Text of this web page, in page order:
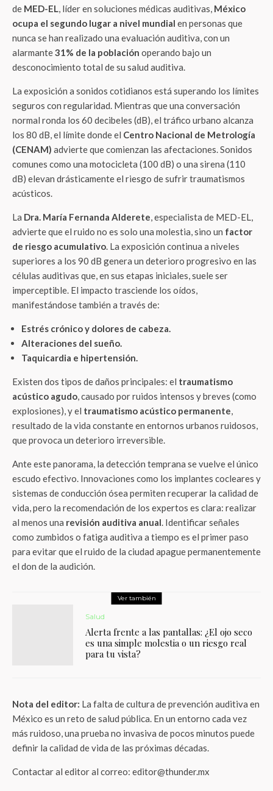
de MED-EL, líder en soluciones médicas auditivas, México
ocupa el segundo lugar a nivel mundial en personas que
nunca se han realizado una evaluación auditiva, con un
alarmante31% de la población operando bajo un
desconocimiento total de su salud auditiva.
La exposición a sonidos cotidianos está superando los límites
seguros con regularidad. Mientras que una conversación
normal ronda los 60 decibeles (dB), el tráfico urbano alcanza
los 80 dB, el límite donde el Centro Nacional de Metrología
(CENAM) advierte que comienzan las afectaciones. Sonidos
comunes como una motocicleta (100 dB) o una sirena (110
dB) elevan drásticamente el riesgo de sufrir traumatismos
acústicos.
La Dra. María Fernanda Alderete, especialista de MED-EL,
advierte que el ruido no es solo una molestia, sino un factor
de riesgo acumulativo. La exposición continua a niveles
superiores a los 90 dB genera un deterioro progresivo en las
células auditivas que, en sus etapas iniciales, suele ser
imperceptible. El impacto trasciende los oídos,
manifestándose también a través de:
Estrés crónico y dolores de cabeza.
Alteraciones del sueño.
Taquicardia e hipertensión.
Existen dos tipos de daños principales: el traumatismo
acústico agudo, causado por ruidos intensos y breves (como
explosiones), y el traumatismo acústico permanente,
resultado de la vida constante en entornos urbanos ruidosos,
que provoca un deterioro irreversible.
Ante este panorama, la detección temprana se vuelve el único
escudo efectivo. Innovaciones como los implantes cocleares y
sistemas de conducción ósea permiten recuperar la calidad de
vida, pero la recomendación de los expertos es clara: realizar
al menos una revisión auditiva anual. Identificar señales
como zumbidos o fatiga auditiva a tiempo es el primer paso
para evitar que el ruido de la ciudad apague permanentemente
el don de la audición.
Ver también
Salud
Alerta frente a las pantallas: ¿El ojo seco
es una simple molestia o un riesgo real
para tu vista?
Nota del editor: La falta de cultura de prevención auditiva en
México es un reto de salud pública. En un entorno cada vez
más ruidoso, una prueba no invasiva de pocos minutos puede
definir la calidad de vida de las próximas décadas.
Contactar al editor al correo: editor@thunder.mx